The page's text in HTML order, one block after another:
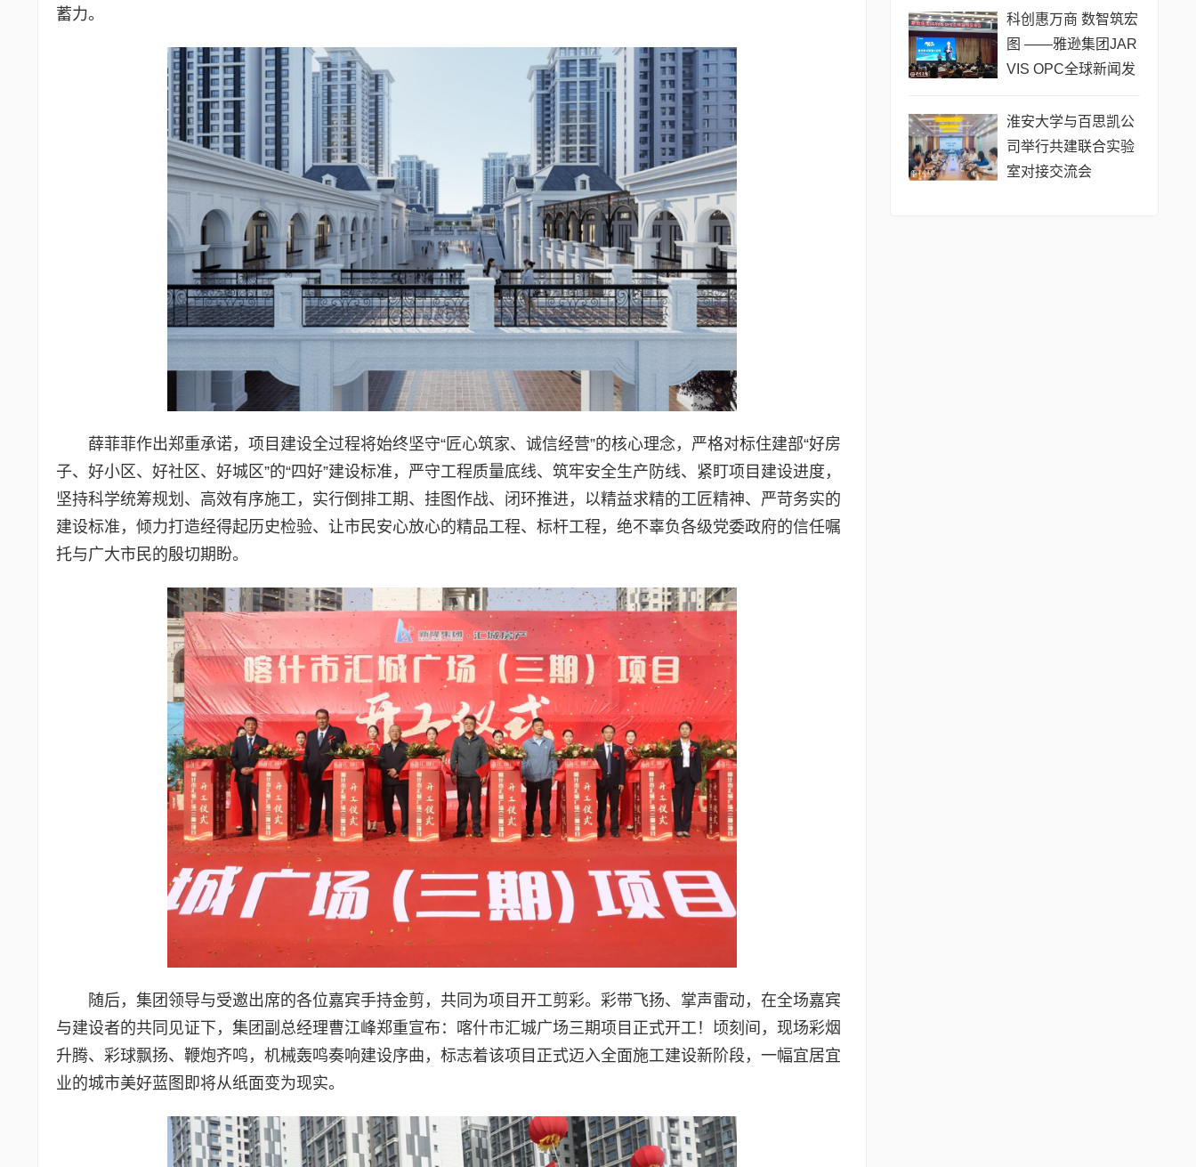
蓄力。
薛菲菲作出郑重承诺，项目建设全过程将始终坚守“匠心筑家、诚信经营”的核心理念，严格对标住建部“好房
子、好小区、好社区、好城区”的“四好”建设标准，严守工程质量底线、筑牢安全生产防线、紧盯项目建设进度，
坚持科学统筹规划、高效有序施工，实行倒排工期、挂图作战、闭环推进，以精益求精的工匠精神、严苛务实的
建设标准，倾力打造经得起历史检验、让市民安心放心的精品工程、标杆工程，绝不辜负各级党委政府的信任嘱
托与广大市民的殷切期盼。
随后，集团领导与受邀出席的各位嘉宾手持金剪，共同为项目开工剪彩。彩带飞扬、掌声雷动，在全场嘉宾
与建设者的共同见证下，集团副总经理曹江峰郑重宣布：喀什市汇城广场三期项目正式开工！顷刻间，现场彩烟
升腾、彩球飘扬、鞭炮齐鸣，机械轰鸣奏响建设序曲，标志着该项目正式迈入全面施工建设新阶段，一幅宜居宜
业的城市美好蓝图即将从纸面变为现实。
公开赛（常熟站）即
将热力
科创惠万商 数智筑宏
图 ——雅逊集团JAR
VIS OPC全球新闻发
淮安大学与百思凯公
司举行共建联合实验
室对接交流会